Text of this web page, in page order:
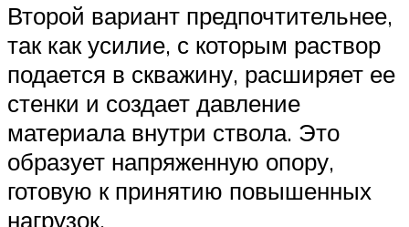
Второй вариант предпочтительнее,
так как усилие, с которым раствор
подается в скважину, расширяет ее
стенки и создает давление
материала внутри ствола. Это
образует напряженную опору,
готовую к принятию повышенных
нагрузок.